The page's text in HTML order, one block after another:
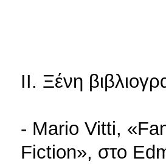
ΙΙ. Ξένη
- Mario Vitti,
Fiction», στο